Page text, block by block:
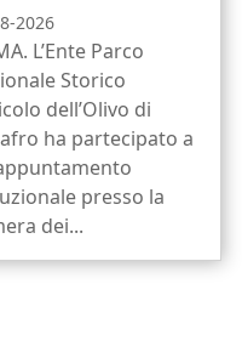
2026
L’Ente Parco
Storico
dell’Olivo di
ha partecipato a
presso la
dei...